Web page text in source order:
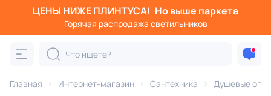
ЦЕНЫ НИЖЕ ПЛИНТУСА! Но выше паркета
Горячая распродажа светильников
Главная Интернет-магазин Сантехника Душевые